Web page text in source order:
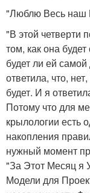
"Люблю Весь наш
"В этой четверти
том, как она
будет ли ей
ответила, что,
будет. И я
Потому что для
крылологии есть
накопления
нужный момент
"За Этот Месяц я
Модели для